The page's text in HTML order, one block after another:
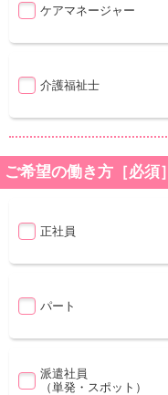
ケアマネージャー
介護福祉士
ご希望の働き方［必須］
正社員
パート
派遣社員
（単発・スポット）